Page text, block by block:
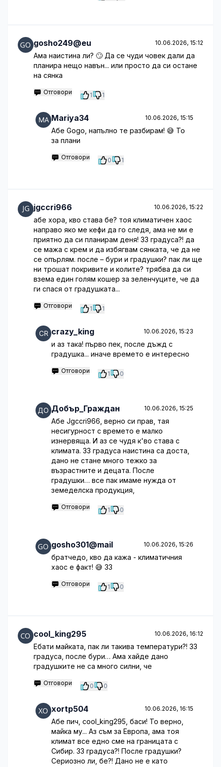
gosho249@eu 10.06.2026, 15:12
Ама наистина ли? 🙄 Да се чуди човек дали да
планира нещо навън... или просто да си остане
на сянка
Отговори 1 1
Mariya34 10.06.2026, 15:15
Абе Gogo, напълно те разбирам! 😅 То
за плани
Отговори 0 1
jgccri966 10.06.2026, 15:22
абе хора, кво става бе? тоя климатичен хаос
направо яко ме кефи да го следя, ама не ми е
приятно да си планирам деня! 33 градуса?! да
се мажа с крем и да избягвам сянката, че да не
се опърлям. после – бури и градушки? пак ли ще
ни трошат покривите и колите? трябва да си
взема един голям кошер за зеленчуците, че да
ги спася от градушката...
Отговори 1 1
crazy_king 10.06.2026, 15:23
и аз така! първо пек, после дъжд с
градушка... иначе времето е интересно
Отговори 1 0
Добър_Граждан 10.06.2026, 15:25
Абе Jgccri966, верно си прав, тая
несигурност с времето е малко
изнервяща. И аз се чудя к'во става с
климата. 33 градуса наистина са доста,
дано не стане много тежко за
възрастните и децата. После
градушки… все пак имаме нужда от
земеделска продукция,
Отговори 1 0
gosho301@mail 10.06.2026, 15:26
братчедо, кво да кажа - климатичния
хаос е факт! 😅 33
Отговори 1 0
cool_king295 10.06.2026, 16:12
Ебати майката, пак ли такива температури?! 33
градуса, после бури… Ама хайде дано
градушките не са много силни, че
Отговори 0 0
xortp504 10.06.2026, 16:15
Абе пич, cool_king295, баси! То верно,
майка му... Аз съм за Европа, ама тоя
климат все едно сме на границата с
Сибир. 33 градуса?! После градушки?
Сериозно ли, бе?! Дано не е като